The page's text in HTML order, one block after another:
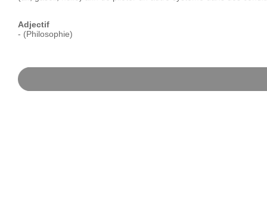
Adjectif
- (Philosophie)